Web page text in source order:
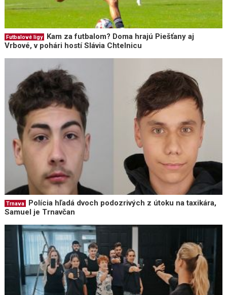
Futbalové ligy
Kam za futbalom? Doma hrajú Piešťany aj
Vrbové, v pohári hostí Slávia Chtelnicu
Trnava
Polícia hľadá dvoch podozrivých z útoku na taxikára,
Samuel je Trnavčan